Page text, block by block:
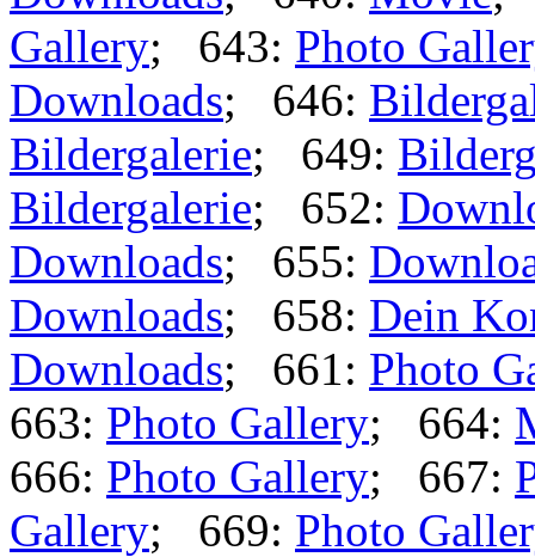
Gallery; 643: Photo
Downloads; 646:
Bildergalerie; 649:
Bildergalerie; 652:
Downloads; 655:
Downloads; 658: Dein
Downloads; 661: Photo
663: Photo Gallery; 664:
666: Photo Gallery; 667:
Gallery; 669: Photo